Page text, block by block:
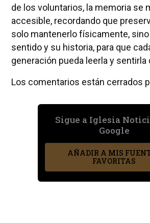
de los voluntarios, la memoria se
accesible, recordando que
solo mantenerlo físicamente,
sentido y su historia, para que
generación pueda leerla y sentirla
Los comentarios están cerrados
Sigue a Iglesia
Google
AÑADIR A MIS
FAVORITAS